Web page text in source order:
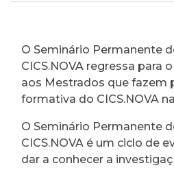
O Seminário Permanente
CICS.NOVA regressa para
aos Mestrados que fazem
formativa do CICS.NOVA
O Seminário Permanente
CICS.NOVA é um ciclo de
dar a conhecer a